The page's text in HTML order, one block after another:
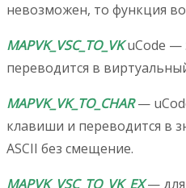
невозможен, то функция
MAPVK_VSC_TO_VKuCode —
переводится в
MAPVK_VK_TO_CHAR—
клавиши и переводится в
ASCII без смещение.
MAPVK_VSC_TO_VK_EX— для